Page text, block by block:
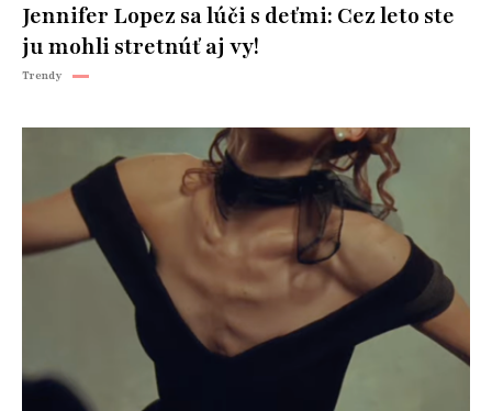
Jennifer Lopez sa lúči s deťmi: Cez leto ste
ju mohli stretnúť aj vy!
Trendy